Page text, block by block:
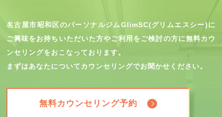
名古屋市昭和区のパーソナルジムGlimSC(グリムエスシー)に
ご興味をお持ちいただいた方やご利用をご検討の方に無料カウ
ンセリングをおこなっております。
まずはあなたについてカウンセリングでお聞かせください。
無料カウンセリング予約